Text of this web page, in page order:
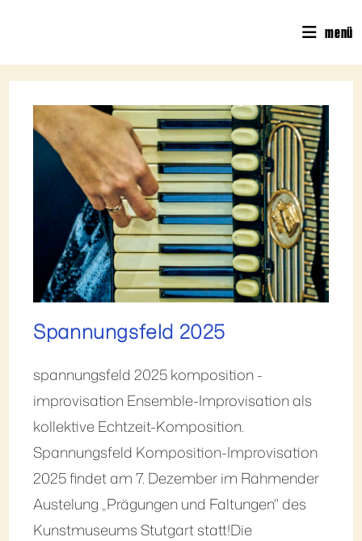
menü
Spannungsfeld 2025
spannungsfeld 2025 komposition -
improvisation Ensemble-Improvisation als
kollektive Echtzeit-Komposition.
Spannungsfeld Komposition-Improvisation
2025 findet am 7. Dezember im Rahmender
Austelung „Prägungen und Faltungen" des
Kunstmuseums Stutgart statt!Die